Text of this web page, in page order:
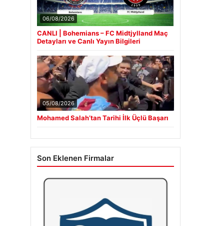
06/08/2026
CANLI | Bohemians – FC Midtjylland Maç
Detayları ve Canlı Yayın Bilgileri
05/08/2026
Mohamed Salah’tan Tarihi İlk Üçlü Başarı
Son Eklenen Firmalar